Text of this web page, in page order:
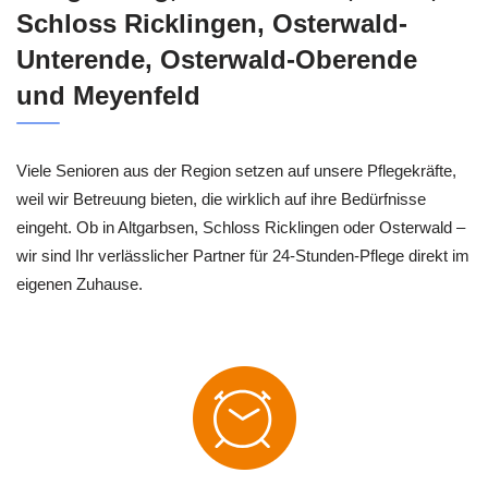
Schloss Ricklingen, Osterwald-
Unterende, Osterwald-Oberende
und Meyenfeld
Viele Senioren aus der Region setzen auf unsere Pflegekräfte,
weil wir Betreuung bieten, die wirklich auf ihre Bedürfnisse
eingeht. Ob in Altgarbsen, Schloss Ricklingen oder Osterwald –
wir sind Ihr verlässlicher Partner für 24-Stunden-Pflege direkt im
eigenen Zuhause.